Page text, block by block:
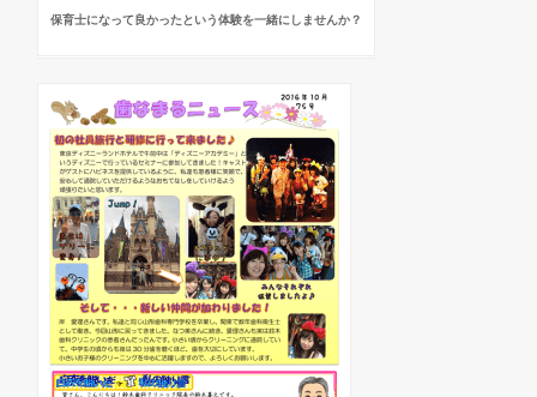
保育士になって良かったという体験を一緒にしませんか？